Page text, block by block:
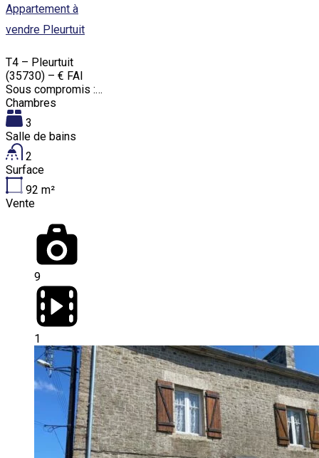
Appartement à
vendre Pleurtuit
T4 – Pleurtuit
(35730) – € FAI
Sous compromis :…
Chambres
3
Salle de bains
2
Surface
92 m²
Vente
9
1